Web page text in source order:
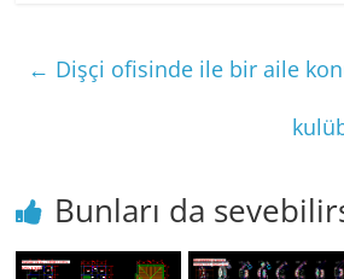
← Dişçi ofisinde ile bir aile
Bunları da